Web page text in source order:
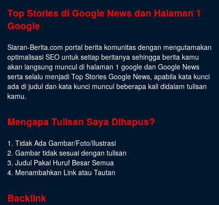
Top Stories di Google News dan Halaman 1
Google
Siaran-Berita.com portal berita komunitas dengan mengutamakan
optimalisasi SEO untuk setiap beritanya sehingga berita kamu
akan langsung muncul di halaman 1 google dan Google News
serta selalu menjadi Top Stories Google News, apabila kata kunci
ada di judul dan kata kunci muncul beberapa kali didalam tulisan
kamu.
Mengapa Tulisan Saya Dihapus?
1. Tidak Ada Gambar/Foto/Ilustrasi
2. Gambar tidak sesuai dengan tulisan
3. Judul Pakai Huruf Besar Semua
4. Menambahkan Link atau Tautan
Backlink